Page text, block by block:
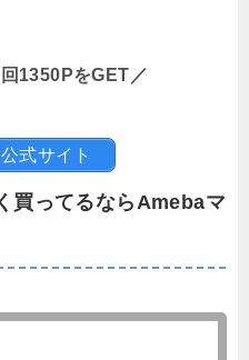
1350PをGET／
式サイト
買ってるならAmebaマ